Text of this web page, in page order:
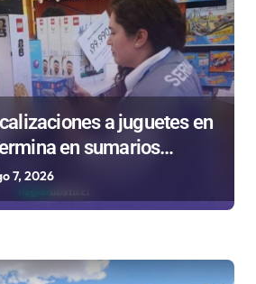
a juguetes en
en sumarios
7, 2026